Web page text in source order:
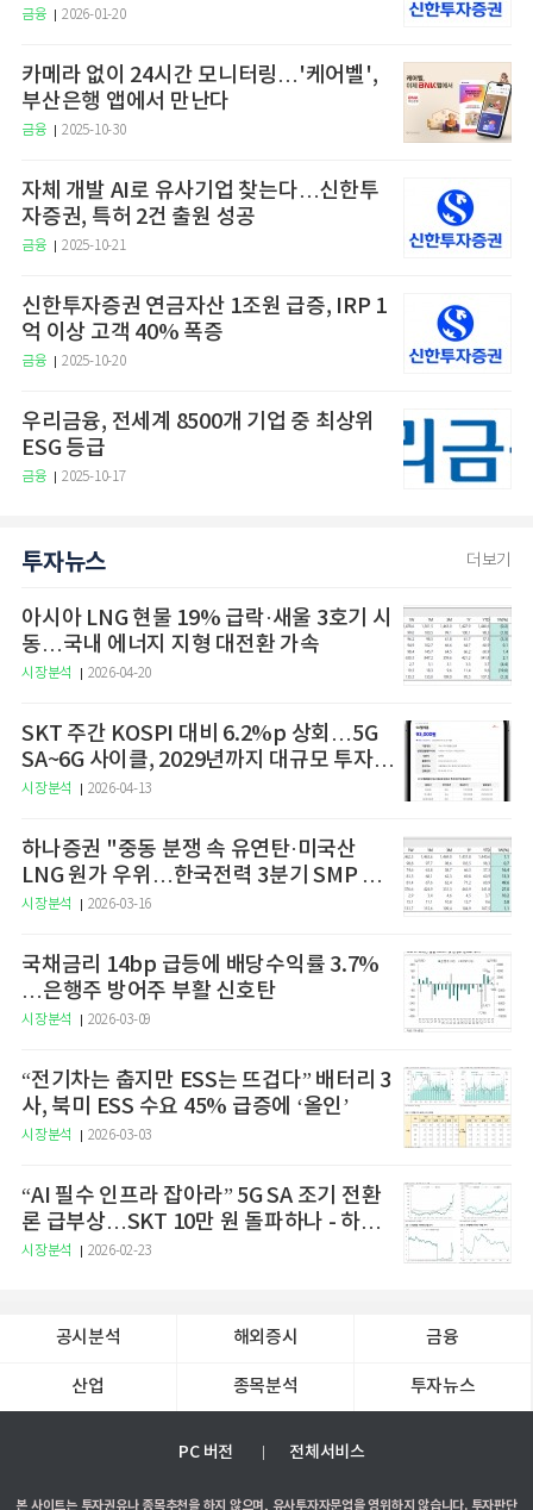
금융 2026-01-20
카메라 없이 24시간 모니터링…'케어벨',
부산은행 앱에서 만난다
금융 2025-10-30
자체 개발 AI로 유사기업 찾는다…신한투
자증권, 특허 2건 출원 성공
금융 2025-10-21
신한투자증권 연금자산 1조원 급증, IRP 1
억 이상 고객 40% 폭증
금융 2025-10-20
우리금융, 전세계 8500개 기업 중 최상위
ESG 등급
금융 2025-10-17
투자뉴스 더보기
아시아 LNG 현물 19% 급락·새울 3호기 시
동…국내 에너지 지형 대전환 가속
시장분석 2026-04-20
SKT 주간 KOSPI 대비 6.2%p 상회…5G
SA~6G 사이클, 2029년까지 대규모 투자
예고
시장분석 2026-04-13
하나증권 "중동 분쟁 속 유연탄·미국산
LNG 원가 우위…한국전력 3분기 SMP 상
승 전망"
시장분석 2026-03-16
국채금리 14bp 급등에 배당수익률 3.7%
…은행주 방어주 부활 신호탄
시장분석 2026-03-09
“전기차는 춥지만 ESS는 뜨겁다” 배터리 3
사, 북미 ESS 수요 45% 급증에 ‘올인’
시장분석 2026-03-03
“AI 필수 인프라 잡아라” 5G SA 조기 전환
론 급부상…SKT 10만 원 돌파하나 - 하나
증권
시장분석 2026-02-23
공시분석 해외증시 금융
산업 종목분석 투자뉴스
PC 버전 전체서비스
본 사이트는 투자권유나 종목추천을 하지 않으며, 유사투자자문업을 영위하지 않습니다. 투자판단